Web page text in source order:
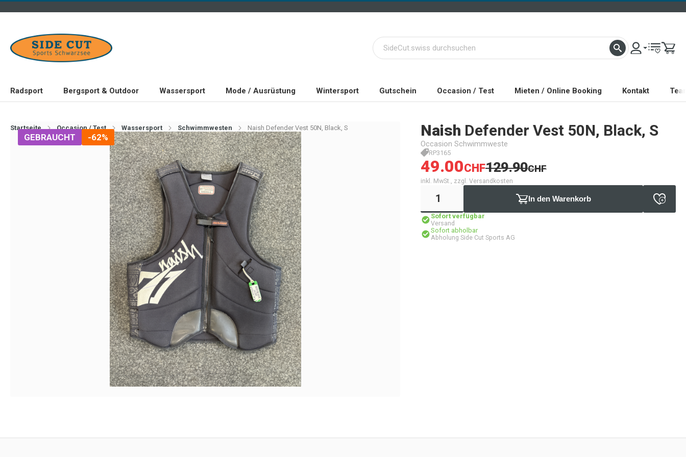
Radsport Bergsport & Outdoor Wassersport Mode / Ausrüstung Wintersport Gutschein Occasion / Test Mieten / Online Booking Kontakt
Startseite Occasion / Test Wassersport Schwimmwesten Naish Defender Vest 50N, Black, S
GEBRAUCHT -62% Naish Defender Vest 50N, Black, S
Occasion Schwimmweste
RP3165
49.00CHF129.90CHF
inkl. MwSt., zzgl. Versandkosten
In den Warenkorb
Sofort verfügbar
Versand
Sofort abholbar
Abholung Side Cut Sports AG